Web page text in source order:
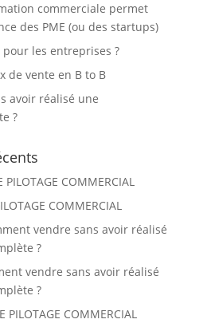
commerciale permet
des PME (ou des startups)
pour les entreprises ?
de vente en B to B
avoir réalisé une
?
PILOTAGE COMMERCIAL
COMMERCIAL
vendre sans avoir réalisé
?
vendre sans avoir réalisé
?
PILOTAGE COMMERCIAL